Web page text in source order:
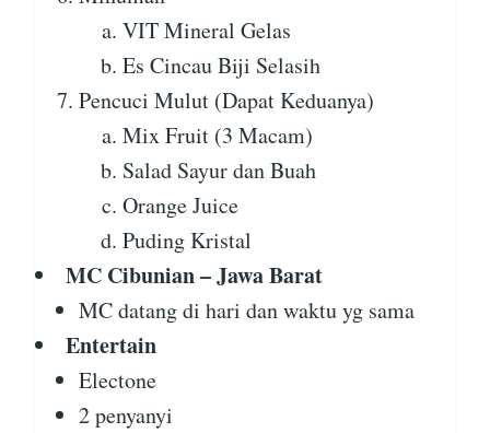
VIT Mineral Gelas
Es Cincau Biji Selasih
Pencuci Mulut (Dapat Keduanya)
Mix Fruit (3 Macam)
Salad Sayur dan Buah
Orange Juice
Puding Kristal
MC Cibunian – Jawa Barat
MC datang di hari dan waktu yg sama
Entertain
Electone
2 penyanyi